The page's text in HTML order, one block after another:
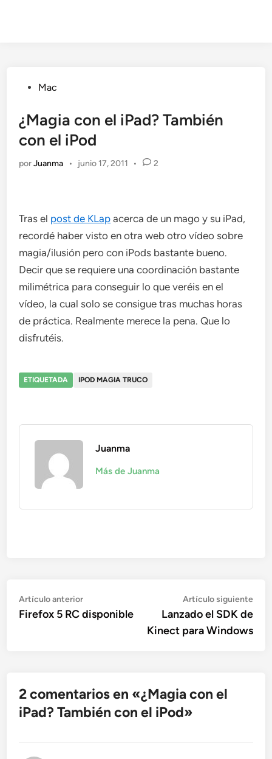
Publicado
Mac
¿Magia con el iPad? También
con el iPod
porJuanma • junio 17, 2011 • 2
Tras el post de KLap acerca de un mago y su iPad,
recordé haber visto en otra web otro vídeo sobre
magia/ilusión pero con iPods bastante bueno.
Decir que se requiere una coordinación bastante
milimétrica para conseguir lo que veréis en el
vídeo, la cual solo se consigue tras muchas horas
de práctica. Realmente merece la pena. Que lo
disfrutéis.
ETIQUETADA IPOD MAGIA TRUCO
Juanma
Más de Juanma
Navegación
de
Artículo anteriorArtículo
anterior:
Firefox 5 RC disponible
Artículo siguiente
Lanzado el SDK de
Kinect para Windows
2 comentarios en «¿Magia con el
iPad? También con el iPod»